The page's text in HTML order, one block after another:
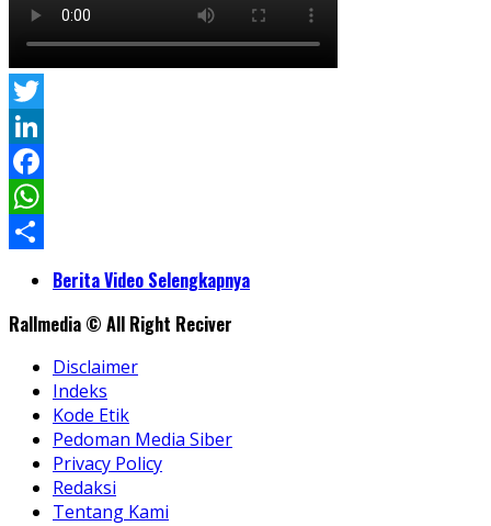
Twitter
LinkedIn
Facebook
WhatsApp
ShareBerita Video Selengkapnya
Rallmedia © All Right Reciver
Disclaimer
Indeks
Kode Etik
Pedoman Media Siber
Privacy Policy
Redaksi
Tentang Kami